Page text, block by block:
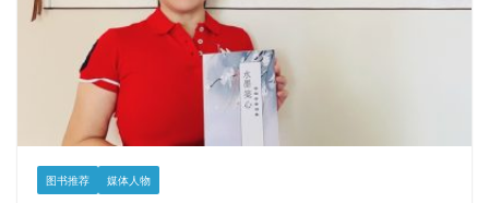
图书推荐 媒体人物